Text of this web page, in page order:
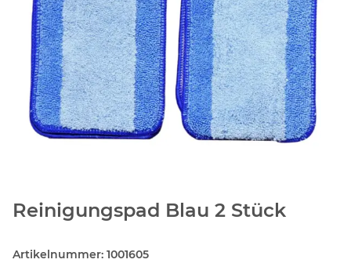
Reinigungspad Blau 2 Stück
Artikelnummer: 1001605